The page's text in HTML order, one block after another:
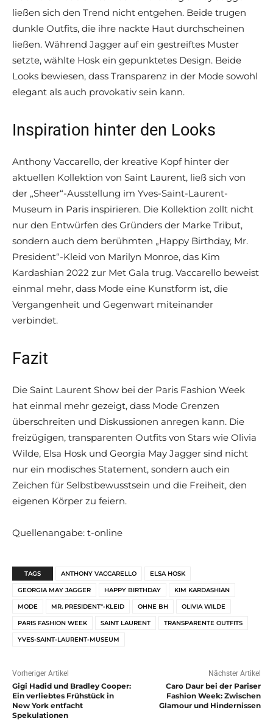
ließen sich den Trend nicht entgehen. Beide trugen
dunkle Outfits, die ihre nackte Haut durchscheinen
ließen. Während Jagger auf ein gestreiftes Muster
setzte, wählte Hosk ein gepunktetes Design. Beide
Looks bewiesen, dass Transparenz in der Mode sowohl
elegant als auch provokativ sein kann.
Inspiration hinter den Looks
Anthony Vaccarello, der kreative Kopf hinter der
aktuellen Kollektion von Saint Laurent, ließ sich von
der „Sheer“-Ausstellung im Yves-Saint-Laurent-
Museum in Paris inspirieren. Die Kollektion zollt nicht
nur den Entwürfen des Gründers der Marke Tribut,
sondern auch dem berühmten „Happy Birthday, Mr.
President“-Kleid von Marilyn Monroe, das Kim
Kardashian 2022 zur Met Gala trug. Vaccarello beweist
einmal mehr, dass Mode eine Kunstform ist, die
Vergangenheit und Gegenwart miteinander
verbindet.
Fazit
Die Saint Laurent Show bei der Paris Fashion Week
hat einmal mehr gezeigt, dass Mode Grenzen
überschreiten und Diskussionen anregen kann. Die
freizügigen, transparenten Outfits von Stars wie Olivia
Wilde, Elsa Hosk und Georgia May Jagger sind nicht
nur ein modisches Statement, sondern auch ein
Zeichen für Selbstbewusstsein und die Freiheit, den
eigenen Körper zu feiern.
Quellenangabe: t-online
TAGS ANTHONY VACCARELLO ELSA HOSK
GEORGIA MAY JAGGER HAPPY BIRTHDAY KIM KARDASHIAN
MODE MR. PRESIDENT"-KLEID OHNE BH OLIVIA WILDE
PARIS FASHION WEEK SAINT LAURENT TRANSPARENTE OUTFITS
YVES-SAINT-LAURENT-MUSEUM
Vorheriger Artikel
Gigi Hadid und Bradley Cooper:
Ein verliebtes Frühstück in
New York entfacht
Spekulationen
Nächster Artikel
Caro Daur bei der Pariser
Fashion Week: Zwischen
Glamour und Hindernissen